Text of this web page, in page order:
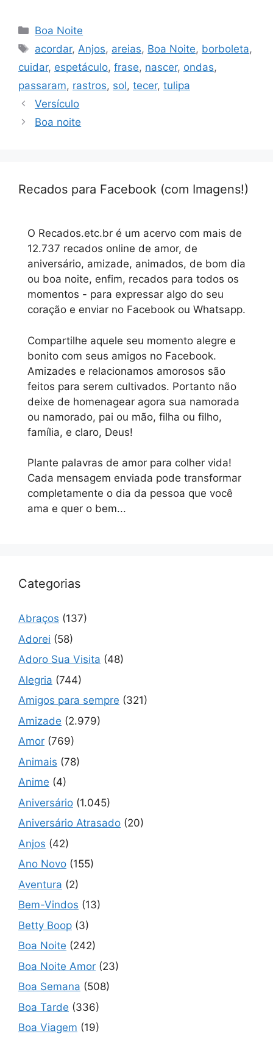
Categorias
Boa Noite
Tags
acordar,Anjos, areias, Boa Noite, borboleta,
cuidar, espetáculo, frase, nascer, ondas,
passaram, rastros, sol, tecer, tulipa
Versículo
Boa noite
Recados para Facebook (com Imagens!)
O Recados.etc.br é um acervo com mais de
12.737 recados online de amor, de
aniversário, amizade, animados, de bom dia
ou boa noite, enfim, recados para todos os
momentos - para expressar algo do seu
coração e enviar no Facebook ou Whatsapp.
Compartilhe aquele seu momento alegre e
bonito com seus amigos no Facebook.
Amizades e relacionamos amorosos são
feitos para serem cultivados. Portanto não
deixe de homenagear agora sua namorada
ou namorado, pai ou mão, filha ou filho,
família, e claro, Deus!
Plante palavras de amor para colher vida!
Cada mensagem enviada pode transformar
completamente o dia da pessoa que você
ama e quer o bem...
Categorias
Abraços (137)
Adorei (58)
Adoro Sua Visita (48)
Alegria (744)
Amigos para sempre (321)
Amizade (2.979)
Amor (769)
Animais (78)
Anime (4)
Aniversário (1.045)
Aniversário Atrasado (20)
Anjos (42)
Ano Novo (155)
Aventura (2)
Bem-Vindos (13)
Betty Boop (3)
Boa Noite (242)
Boa Noite Amor (23)
Boa Semana (508)
Boa Tarde (336)
Boa Viagem (19)